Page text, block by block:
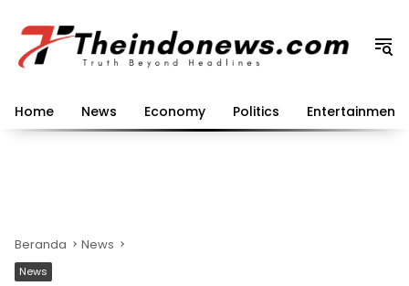
konten
Home News Economy Politics Entertainment
Beranda News
News